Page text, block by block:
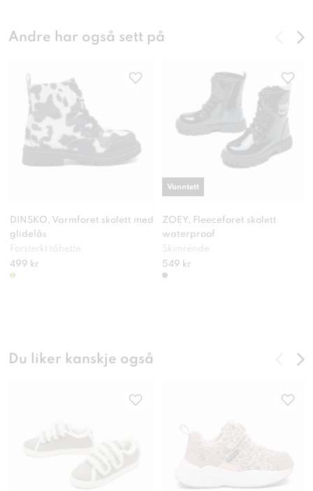
Andre har også sett på
DINSKO, Varmforet skolett med
glidelås
Forsterkt tåhette
499 kr
ZOEY, Fleeceforet skolett
waterproof
Skimrende
549 kr
Vanntett
Du liker kanskje også